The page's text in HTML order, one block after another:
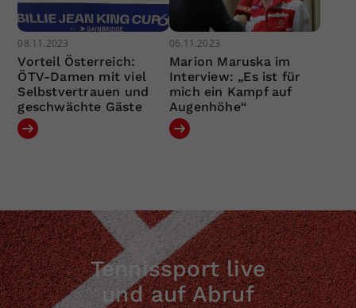
08.11.2023
Vorteil Österreich:
ÖTV-Damen mit viel
Selbstvertrauen und
geschwächte Gäste
06.11.2023
Marion Maruska im
Interview: „Es ist für
mich ein Kampf auf
Augenhöhe“
Tennissport live
und auf Abruf